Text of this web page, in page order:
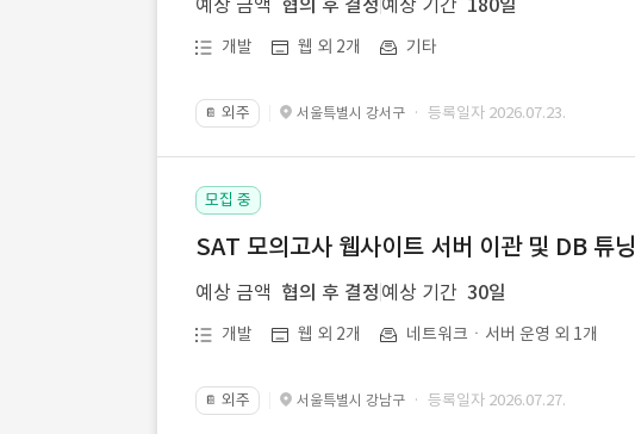
예상 금액 협의 후 결정 예상 기간 180일
개발 웹 외 2개 기타
📔 외주 서울특별시 강서구 · 등록일자 2026.07.23.
모집 중
SAT 모의고사 웹사이트 서버 이관 및 DB 튜닝
예상 금액 협의 후 결정 예상 기간 30일
개발 웹 외 2개 네트워크ㆍ서버 운영 외 1개
📔 외주 서울특별시 강남구 · 등록일자 2026.07.27.